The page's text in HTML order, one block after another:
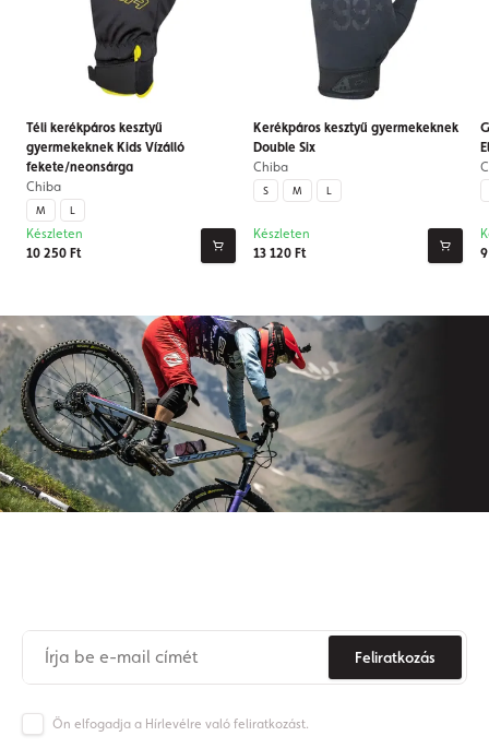
Téli kerékpáros kesztyű
gyermekeknek Kids Vízálló
fekete/neonsárga
Chiba
M L
10 250 Ft
Készleten
Kerékpáros kesztyű gyermekeknek
Double Six
Chiba
S M L
13 120 Ft
Készleten
Feliratkozás
Ön elfogadja a Hírlevélre való feliratkozást.